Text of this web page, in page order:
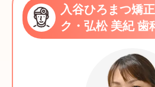
入谷ひろまつ矯
ク・弘松 美紀 歯